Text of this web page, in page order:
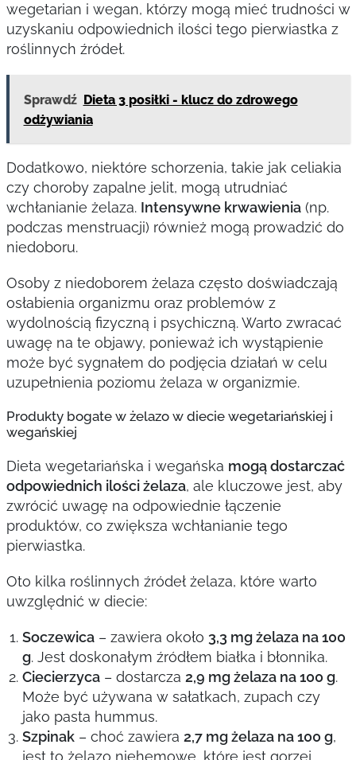
wegetarian i wegan, którzy mogą mieć trudności w
uzyskaniu odpowiednich ilości tego pierwiastka z
roślinnych źródeł.
Sprawdź Dieta 3 posiłki - klucz do zdrowego
odżywiania
Dodatkowo, niektóre schorzenia, takie jak celiakia
czy choroby zapalne jelit, mogą utrudniać
wchłanianie żelaza. Intensywne krwawienia(np.
podczas menstruacji) również mogą prowadzić do
niedoboru.
Osoby z niedoborem żelaza często doświadczają
osłabienia organizmu oraz problemów z
wydolnością fizyczną i psychiczną. Warto zwracać
uwagę na te objawy, ponieważ ich wystąpienie
może być sygnałem do podjęcia działań w celu
uzupełnienia poziomu żelaza w organizmie.
Produkty bogate w żelazo w diecie wegetariańskiej i
wegańskiej
Dieta wegetariańska i wegańska mogą dostarczać
odpowiednich ilości żelaza, ale kluczowe jest, aby
zwrócić uwagę na odpowiednie łączenie
produktów, co zwiększa wchłanianie tego
pierwiastka.
Oto kilka roślinnych źródeł żelaza, które warto
uwzględnić w diecie:
Soczewica– zawiera około 3,3 mg żelaza na 100
g. Jest doskonałym źródłem białka i błonnika.
Ciecierzyca– dostarcza 2,9 mg żelaza na 100 g.
Może być używana w sałatkach, zupach czy
jako pasta hummus.
Szpinak– choć zawiera 2,7 mg żelaza na 100 g,
jest to żelazo niehemowe, które jest gorzej